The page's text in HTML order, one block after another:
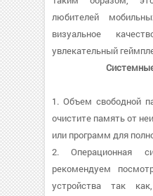
любителей
визуальное
увлекательный
1. Объем свободной
очистите память от
или программ для
2. Операционная
рекомендуем
устройства так